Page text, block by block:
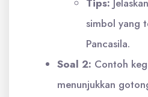
Tips:
simbol yang
Pancasila.
Soal 2: Contoh
menunjukkan